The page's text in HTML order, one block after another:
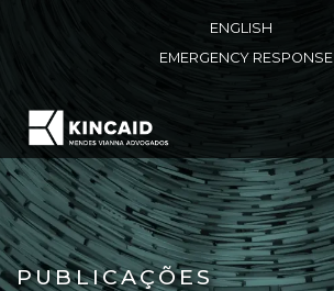
ENGLISH
EMERGENCY RESPONSE
PUBLICAÇÕES